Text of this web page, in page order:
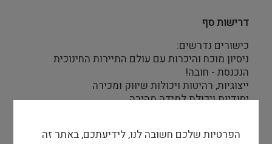
דרישות סף
כישורים נדרשים:
ניסיון מוכח והיכרות עם עולם התיירות החינוכית
הנכנסת - חובה!
ייצוגיות, רהיטות ויכולות שיווק ומכירה
יסודיות ויכולת למידה מהירה
הפרטיות שלכם חשובה לנו, לידיעתכם, באתר זה